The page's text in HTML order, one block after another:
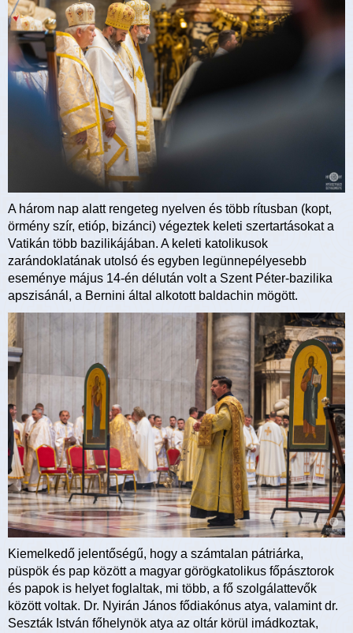
A három nap alatt rengeteg nyelven és több rítusban (kopt,
örmény szír, etióp, bizánci) végeztek keleti szertartásokat a
Vatikán több bazilikájában. A keleti katolikusok
zarándoklatának utolsó és egyben legünnepélyesebb
eseménye május 14-én délután volt a Szent Péter-bazilika
apszisánál, a Bernini által alkotott baldachin mögött.
Kiemelkedő jelentőségű, hogy a számtalan pátriárka,
püspök és pap között a magyar görögkatolikus főpásztorok
és papok is helyet foglaltak, mi több, a fő szolgálattevők
között voltak. Dr. Nyirán János fődiakónus atya, valamint dr.
Seszták István főhelynök atya az oltár körül imádkoztak,